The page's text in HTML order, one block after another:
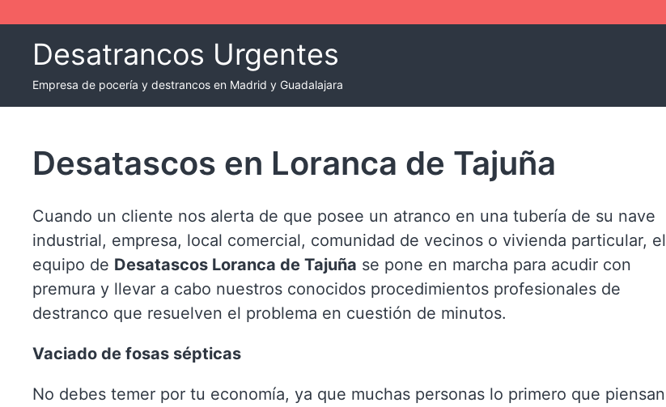
contentDesatrancos Urgentes
Empresa de pocería y destrancos en Madrid y Guadalajara
Desatascos en Loranca de Tajuña
Cuando un cliente nos alerta de que posee un atranco en una tubería de su nave
industrial, empresa, local comercial, comunidad de vecinos o vivienda particular, el
equipo de Desatascos Loranca de Tajuña se pone en marcha para acudir con
premura y llevar a cabo nuestros conocidos procedimientos profesionales de
destranco que resuelven el problema en cuestión de minutos.
Vaciado de fosas sépticas
No debes temer por tu economía, ya que muchas personas lo primero que piensan